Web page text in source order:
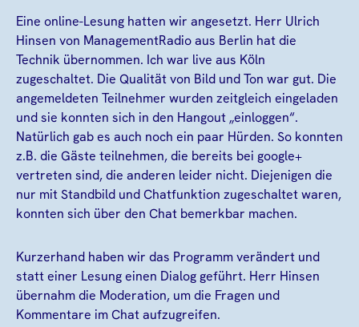
Eine online-Lesung hatten wir angesetzt. Herr Ulrich
Hinsen von ManagementRadio aus Berlin hat die
Technik übernommen. Ich war live aus Köln
zugeschaltet. Die Qualität von Bild und Ton war gut. Die
angemeldeten Teilnehmer wurden zeitgleich eingeladen
und sie konnten sich in den Hangout „einloggen“.
Natürlich gab es auch noch ein paar Hürden. So konnten
z.B. die Gäste teilnehmen, die bereits bei google+
vertreten sind, die anderen leider nicht. Diejenigen die
nur mit Standbild und Chatfunktion zugeschaltet waren,
konnten sich über den Chat bemerkbar machen.
Kurzerhand haben wir das Programm verändert und
statt einer Lesung einen Dialog geführt. Herr Hinsen
übernahm die Moderation, um die Fragen und
Kommentare im Chat aufzugreifen.